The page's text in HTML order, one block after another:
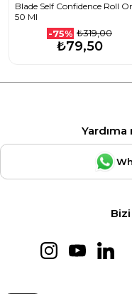
Blade Self Confidence Roll
50 Ml
-75% ₺319,00
₺79,50
Yardıma